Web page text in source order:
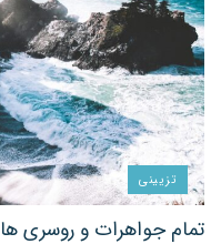
تزیینی
تمام جواهرات و روسری